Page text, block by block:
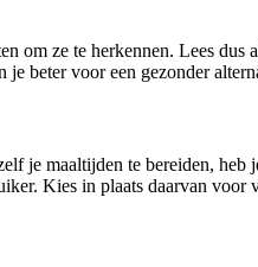
om ze te herkennen. Lees
je beter voor een gezonder
je maaltijden te bereiden,
Kies in plaats daarvan voor